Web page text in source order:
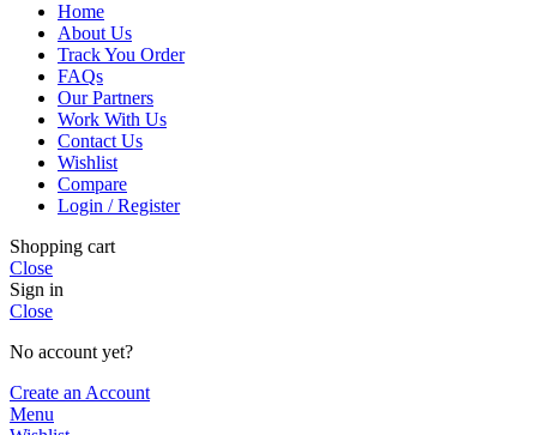
Home
About Us
Track You Order
FAQs
Our Partners
Work With Us
Contact Us
Wishlist
Compare
Login / Register
Shopping cart
Close
Sign in
Close
No account yet?
Create an Account
Menu